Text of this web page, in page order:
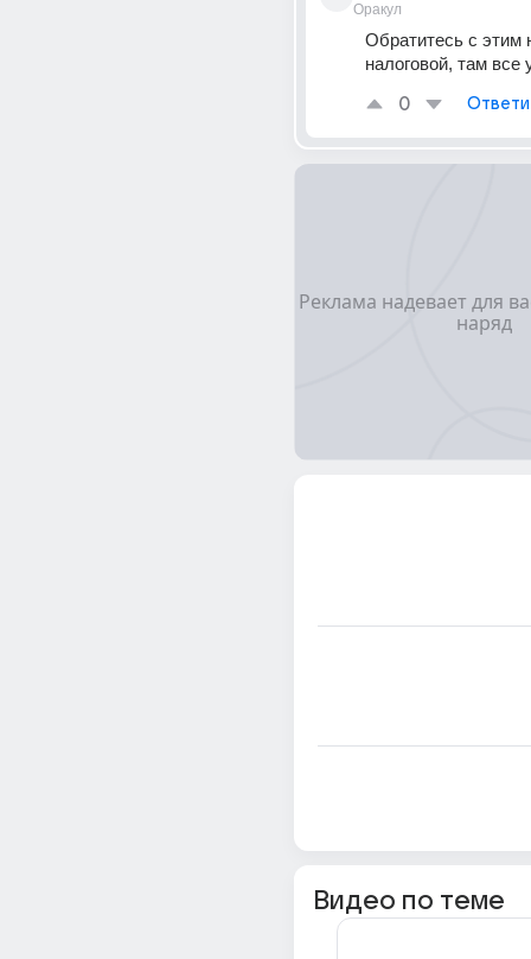
Оракул
Обратитесь с этим
налоговой, там все
0
Видео по теме